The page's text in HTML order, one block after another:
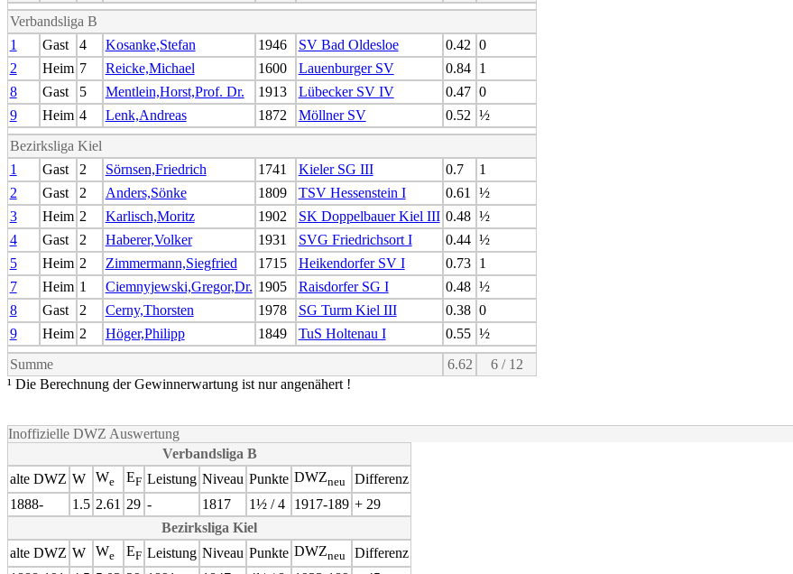
Verbandsliga B
1
Gast 4 Kosanke,Stefan 1946 SV Bad Oldesloe 0.42 0
2
Heim 7 Reicke,Michael 1600 Lauenburger SV 0.84
1
8
Gast 5 Mentlein,Horst,Prof. Dr. 1913 Lübecker SV IV 0.47 0
9
Heim 4 Lenk,Andreas 1872 Möllner SV 0.52 ½
Bezirksliga Kiel
1
Gast 2 Sörnsen,Friedrich 1741 Kieler SG III 0.7
1
2
Gast 2 Anders,Sönke 1809 TSV Hessenstein I 0.61 ½
3
Heim 2 Karlisch,Moritz 1902 SK Doppelbauer Kiel III 0.48 ½
4
Gast 2 Haberer,Volker 1931 SVG Friedrichsort I 0.44 ½
5
Heim 2 Zimmermann,Siegfried 1715 Heikendorfer SV I 0.73
1
7
Heim 1 Ciemnyjewski,Gregor,Dr. 1905 Raisdorfer SG I 0.48 ½
8
Gast 2 Cerny,Thorsten 1978 SG Turm Kiel III 0.38 0
9
Heim 2 Höger,Philipp 1849 TuS Holtenau I 0.55 ½
Summe
6.62
6 / 12
¹ Die Berechnung der Gewinnerwartung ist nur angenähert !
Inoffizielle DWZ Auswertung
Verbandsliga B
alte DWZ W We EF Leistung Niveau Punkte DWZneu
Differenz
1888-
1.5 2.61 29 - 1817 1½ / 4 1917-189 + 29
Bezirksliga Kiel
alte DWZ W We EF Leistung Niveau Punkte DWZneu
Differenz